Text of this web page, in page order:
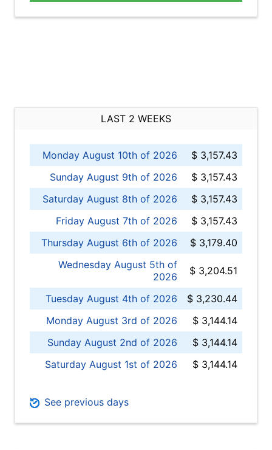
LAST 2 WEEKS
Monday August 10th of 2026
$ 3,157.43
Sunday August 9th of 2026
$ 3,157.43
Saturday August 8th of 2026
$ 3,157.43
Friday August 7th of 2026
$ 3,157.43
Thursday August 6th of 2026
$ 3,179.40
Wednesday August 5th of
2026
$ 3,204.51
Tuesday August 4th of 2026
$ 3,230.44
Monday August 3rd of 2026
$ 3,144.14
Sunday August 2nd of 2026
$ 3,144.14
Saturday August 1st of 2026
$ 3,144.14
See previous days